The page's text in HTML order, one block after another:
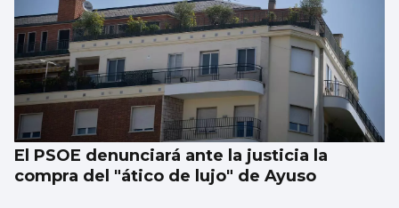
El PSOE denunciará ante la justicia la
compra del "ático de lujo" de Ayuso